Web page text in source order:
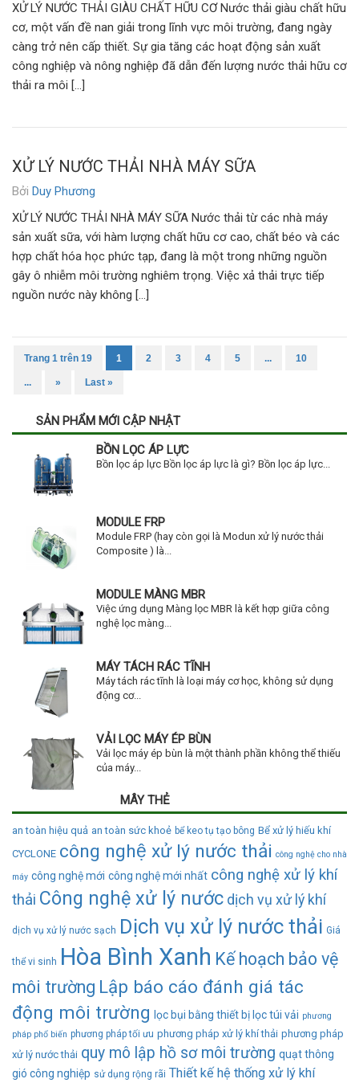
XỬ LÝ NƯỚC THẢI GIÀU CHẤT HỮU CƠ Nước thải giàu chất hữu
cơ, một vấn đề nan giải trong lĩnh vực môi trường, đang ngày
càng trở nên cấp thiết. Sự gia tăng các hoạt động sản xuất
công nghiệp và nông nghiệp đã dẫn đến lượng nước thải hữu cơ
thải ra môi […]
XỬ LÝ NƯỚC THẢI NHÀ MÁY SỮA
Bởi Duy Phương
XỬ LÝ NƯỚC THẢI NHÀ MÁY SỮA Nước thải từ các nhà máy
sản xuất sữa, với hàm lượng chất hữu cơ cao, chất béo và các
hợp chất hóa học phức tạp, đang là một trong những nguồn
gây ô nhiễm môi trường nghiêm trọng. Việc xả thải trực tiếp
nguồn nước này không […]
Trang 1 trên 19 1 2 3 4 5 ... 10
... » Last »
SẢN PHẨM MỚI CẬP NHẬT
BỒN LỌC ÁP LỰC
Bồn lọc áp lực Bồn lọc áp lực là gì? Bồn lọc áp lực...
MODULE FRP
Module FRP (hay còn gọi là Modun xử lý nước thải
Composite ) là...
MODULE MÀNG MBR
Việc ứng dụng Màng lọc MBR là kết hợp giữa công
nghệ lọc màng...
MÁY TÁCH RÁC TĨNH
Máy tách rác tĩnh là loại máy cơ học, không sử dụng
động cơ...
VẢI LỌC MÁY ÉP BÙN
Vải lọc máy ép bùn là một thành phần không thể thiếu
của máy...
MÂY THẺ
an toàn hiệu quả an toàn sức khoẻ bể keo tụ tạo bông Bể xử lý hiếu khí
CYCLONE công nghệ xử lý nước thải công nghệ cho nhà
máy công nghệ mới công nghệ mới nhất công nghệ xử lý khí
thải Công nghệ xử lý nước dịch vụ xử lý khí
dịch vụ xử lý nước sạch Dịch vụ xử lý nước thải Giá
thể vi sinh Hòa Bình Xanh Kế hoạch bảo vệ
môi trường Lập báo cáo đánh giá tác
động môi trường lọc bụi bằng thiết bị lọc túi vải phương
pháp phổ biến phương pháp tối ưu phương pháp xử lý khí thải phương pháp
xử lý nước thải quy mô lập hồ sơ môi trường quạt thông
gió công nghiệp sử dụng rộng rãi Thiết kế hệ thống xử lý khí